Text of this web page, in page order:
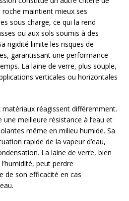
maintient mieux ses
sous charge, ce qui la rend
ou aux sols soumis à des
rigidité limite les risques de
garantissant une performance
La laine de verre, plus souple,
verticales ou horizontales
matériaux réagissent différemment.
meilleure résistance à l’eau et
même en milieu humide. Sa
rapide de la vapeur d’eau,
La laine de verre, bien
peut perdre
de son efficacité en cas